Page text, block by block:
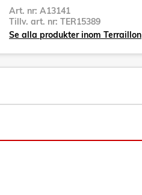
Art. nr: A13141
Tillv. art. nr: TER15389
Se alla produkter inom Terraillon